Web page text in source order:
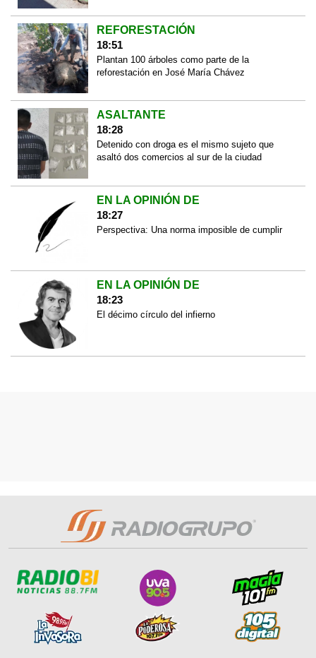
REFORESTACIÓN
18:51
Plantan 100 árboles como parte de la
reforestación en José María Chávez
ASALTANTE
18:28
Detenido con droga es el mismo sujeto que
asaltó dos comercios al sur de la ciudad
EN LA OPINIÓN DE
18:27
Perspectiva: Una norma imposible de cumplir
EN LA OPINIÓN DE
18:23
El décimo círculo del infierno